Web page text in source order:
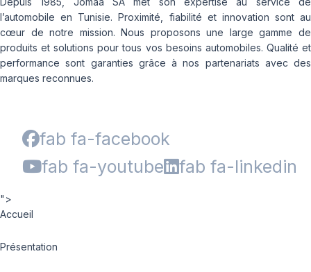
l’automobile en Tunisie. Proximité, fiabilité et innovation sont au
cœur de notre mission. Nous proposons une large gamme de
produits et solutions pour tous vos besoins automobiles. Qualité et
performance sont garanties grâce à nos partenariats avec des
marques reconnues.
fab fa-facebook
fab fa-youtube
fab fa-linkedin
">
Accueil
Présentation